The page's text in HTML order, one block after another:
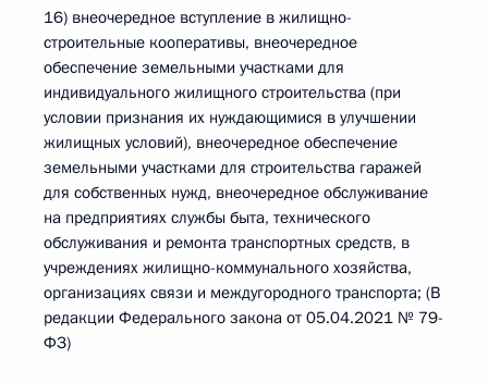
16) внеочередное вступление в жилищно-
строительные кооперативы, внеочередное
обеспечение земельными участками для
индивидуального жилищного строительства (при
условии признания их нуждающимися в улучшении
жилищных условий), внеочередное обеспечение
земельными участками для строительства гаражей
для собственных нужд, внеочередное обслуживание
на предприятиях службы быта, технического
обслуживания и ремонта транспортных средств, в
учреждениях жилищно-коммунального хозяйства,
организациях связи и междугородного транспорта; (В
редакции Федерального закона от 05.04.2021 № 79-
ФЗ)